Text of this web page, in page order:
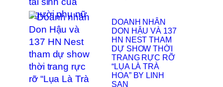
DOANH NHÂN
DON HẬU VÀ 137
HN NEST THAM
DỰ SHOW THỜI
TRANG RỰC RỠ
“LỤA LÀ TRÀ
HOA” BY LINH
SAN